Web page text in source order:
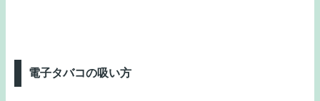
電子タバコの吸い方